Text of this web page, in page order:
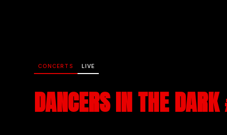
CONCERTS LIVE
DANCERS IN THE